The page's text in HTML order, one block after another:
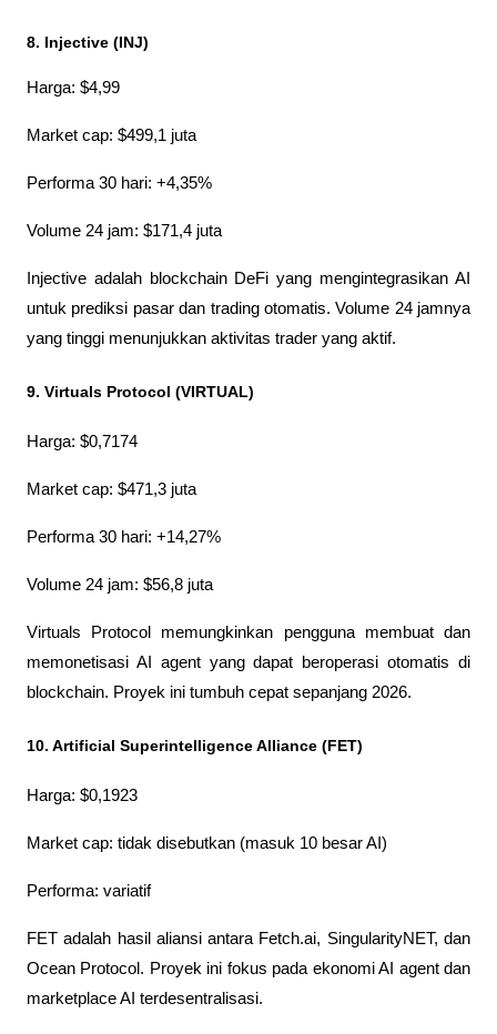
8. Injective (INJ)
Harga: $4,99
Market cap: $499,1 juta
Performa 30 hari: +4,35%
Volume 24 jam: $171,4 juta
Injective adalah blockchain DeFi yang mengintegrasikan AI
untuk prediksi pasar dan trading otomatis. Volume 24 jamnya
yang tinggi menunjukkan aktivitas trader yang aktif.
9. Virtuals Protocol (VIRTUAL)
Harga: $0,7174
Market cap: $471,3 juta
Performa 30 hari: +14,27%
Volume 24 jam: $56,8 juta
Virtuals Protocol memungkinkan pengguna membuat dan
memonetisasi AI agent yang dapat beroperasi otomatis di
blockchain. Proyek ini tumbuh cepat sepanjang 2026.
10. Artificial Superintelligence Alliance (FET)
Harga: $0,1923
Market cap: tidak disebutkan (masuk 10 besar AI)
Performa: variatif
FET adalah hasil aliansi antara Fetch.ai, SingularityNET, dan
Ocean Protocol. Proyek ini fokus pada ekonomi AI agent dan
marketplace AI terdesentralisasi.